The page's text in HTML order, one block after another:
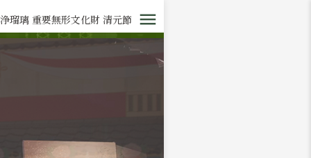
瑠璃 重要無形文化財 清元節